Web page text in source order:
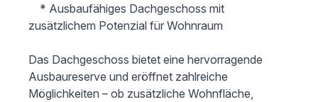
zusätzlichem Potenzial für Wohnraum
Das Dachgeschoss bietet eine hervorragende
Ausbaureserve und eröffnet zahlreiche
Möglichkeiten – ob zusätzliche Wohnfläche,